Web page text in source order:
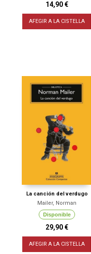
14,90 €
AFEGIR A LA CISTELLA
La canción del verdugo
Mailer, Norman
Disponible
29,90 €
AFEGIR A LA CISTELLA